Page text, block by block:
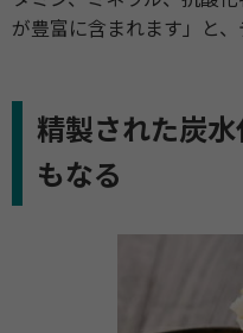
が豊富に含まれます」と、
精製された炭
もなる